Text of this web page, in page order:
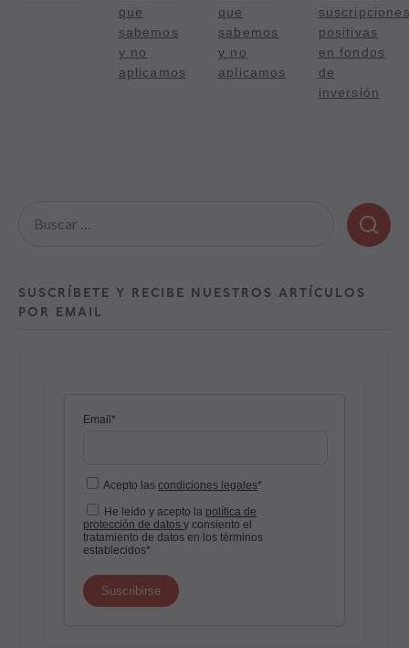
que
sabemos
y no
aplicamos
que
sabemos
y no
aplicamos
positivas
en fondos
de
inversión
SUSCRÍBETE Y RECIBE NUESTROS ARTÍCULOS
POR EMAIL